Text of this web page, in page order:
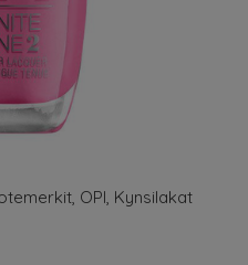
, OPI, Kynsilakat